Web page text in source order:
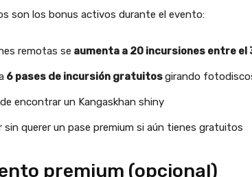
son los bonus activos durante el evento:
remotas se aumenta a 20 incursiones entre el
6 pases de incursión gratuitosgirando
encontrar un Kangaskhan shiny
querer un pase premium si aún tienes gratuitos
premium (opcional)